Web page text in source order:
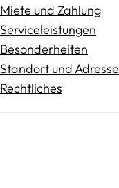
Miete und Zahlung
Serviceleistungen
Besonderheiten
Standort und Adresse
Rechtliches